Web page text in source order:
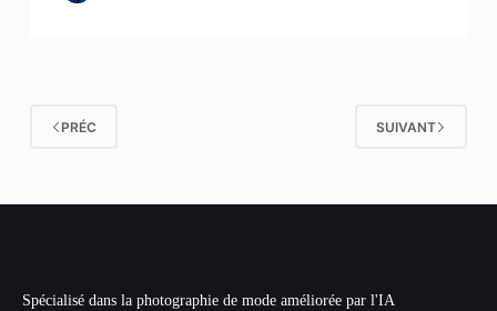
PRÉC SUIVANT
Spécialisé dans la photographie de mode améliorée par l'IA